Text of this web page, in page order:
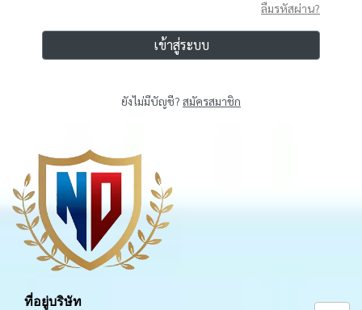
ลืมรหัสผ่าน?
เข้าสู่ระบบ
ยังไม่มีบัญชี? สมัครสมาชิก
ที่อยู่บริษัท